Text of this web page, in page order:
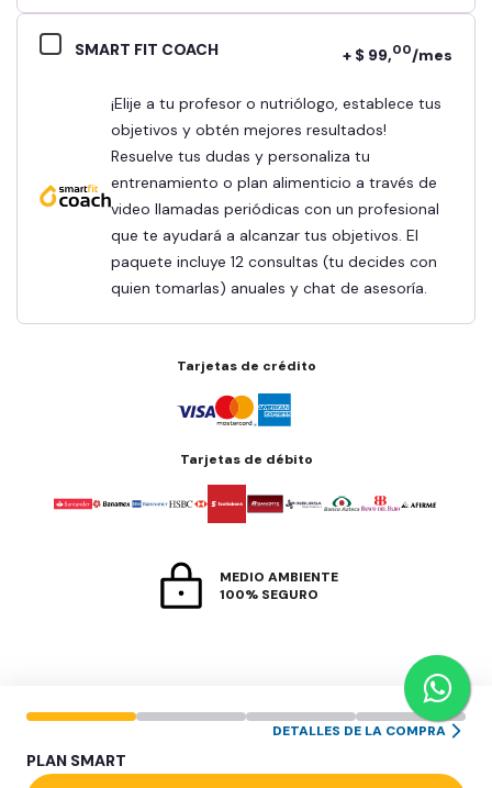
SMART FIT COACH + $ 99,00/mes
¡Elije a tu profesor o nutriólogo, establece tus
objetivos y obtén mejores resultados!
Resuelve tus dudas y personaliza tu
entrenamiento o plan alimenticio a través de
video llamadas periódicas con un profesional
que te ayudará a alcanzar tus objetivos. El
paquete incluye 12 consultas (tu decides con
quien tomarlas) anuales y chat de asesoría.
DETALLES DE LA COMPRA
PLAN SMART
Tarjetas de crédito
Tarjetas de débito
MEDIO AMBIENTE
100% SEGURO